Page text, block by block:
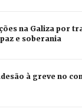
na Galiza por
e soberania
à greve no